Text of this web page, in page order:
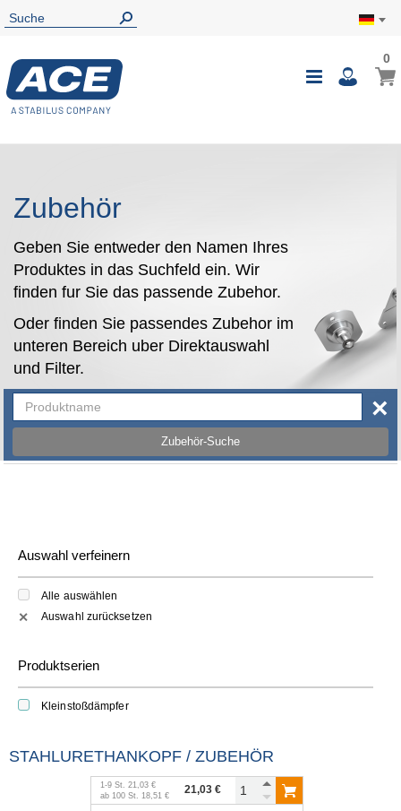
00
Zubehör
Geben Sie entweder den Namen Ihres
Produktes in das Suchfeld ein. Wir
finden fur Sie das passende Zubehor.
Oder finden Sie passendes Zubehor im
unteren Bereich uber Direktauswahl
und Filter.
Zubehör-Suche
×
Auswahl verfeinern
Alle auswählen
✕ Auswahl zurücksetzen
Produktserien
Kleinstoßdämpfer
STAHLURETHANKOPF / ZUBEHÖR
1 -9 St. 21,03 €
ab 100 St. 18,51 € 21,03 €